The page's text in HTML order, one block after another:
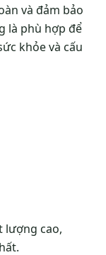
và đảm bảo
là phù hợp để
khỏe và cấu
lượng cao,